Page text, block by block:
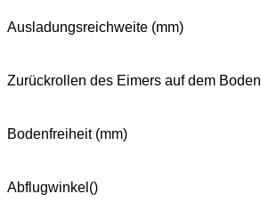
Ausladungsreichweite (mm)
Zurückrollen des Eimers auf dem Boden
Bodenfreiheit (mm)
Abflugwinkel()